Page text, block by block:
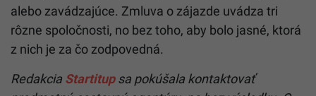
alebo zavádzajúce. Zmluva o zájazde uvádza tri
rôzne spoločnosti, no bez toho, aby bolo jasné, ktorá
z nich je za čo zodpovedná.
Redakcia Startitupsa pokúšala kontaktovať